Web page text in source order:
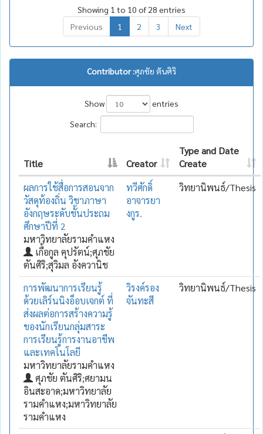
Showing 1 to 10 of 28 entries
Previous
1 2 3 Next
Contributor :ศุภชัย ตันศิริ
Show
entries
Search:
Title Creator
Type and Date
Create
ผลการใช้สื่อการสอนจาก
วัสดุท้องถิ่น วิชาภาษา
อังกฤษระดับชั้นประถม
ศึกษาปีที่ 2
มหาวิทยาลัยรามคำแหง
เกื้อกูล คุปรัตน์;ศุภชัย
ตันศิริ;สุวิมล อังควานิช
ทวีศักดิ์
อาจารยา
งกูร.
วิทยานิพนธ์/Thesis
การพัฒนาการเรียนรู้
ด้วยเลิร์นนิงอ็อบเจกต์ ที่
ส่งผลต่อการสร้างความรู้
ของนักเรียนกลุ่มสาระ
การเรียนรู้การงานอาชีพ
และเทคโนโลยี
มหาวิทยาลัยรามคำแหง
ศุภชัย ตันศิริ;ศยามน
อินสะอาด;มหาวิทยาลัย
รามคำแหง;มหาวิทยาลัย
รามคำแหง
วิรงค์รอง
จันทะสี
วิทยานิพนธ์/Thesis